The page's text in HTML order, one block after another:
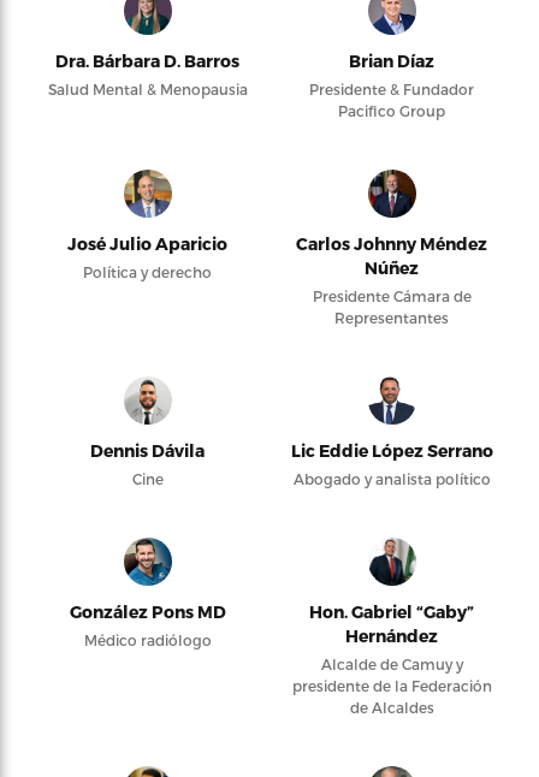
Dra. Bárbara D. Barros
Salud Mental & Menopausia
Brian Díaz
Presidente & Fundador
Pacifico Group
José Julio Aparicio
Política y derecho
Carlos Johnny Méndez
Núñez
Presidente Cámara de
Representantes
Dennis Dávila
Cine
Lic Eddie López Serrano
Abogado y analista político
González Pons MD
Médico radiólogo
Hon. Gabriel “Gaby”
Hernández
Alcalde de Camuy y
presidente de la Federación
de Alcaldes